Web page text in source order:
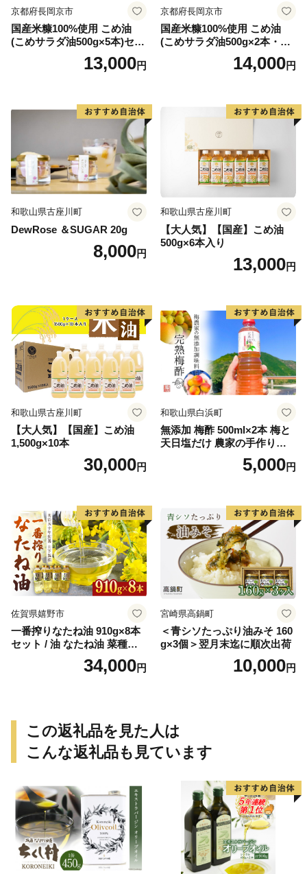
京都府長岡京市
国産米糠100%使用 こめ油
(こめサラダ油500g×5本)セッ
13,000円
京都府長岡京市
国産米糠100%使用 こめ油
(こめサラダ油500g×2本・こ
め胚芽油500g×3本)セット [1
14,000円
和歌山県古座川町
DewRose ＆SUGAR 20g
8,000円
和歌山県古座川町
【大人気】【国産】こめ油
500g×6本入り
13,000円
和歌山県古座川町
【大人気】【国産】こめ油
1,500g×10本
30,000円
和歌山県白浜町
無添加 梅酢 500ml×2本 梅と
天日塩だけ 農家の手作り完
5,000円
佐賀県嬉野市
一番搾りなたね油 910g×8本
セット / 油 なたね油 菜種油
ナタネ【山下製油】 [NBE00
34,000円
宮崎県高鍋町
＜青シソたっぷり油みそ 160
g×3個＞翌月末迄に順次出荷
10,000円
この返礼品を見た人は
こんな返礼品も見ています